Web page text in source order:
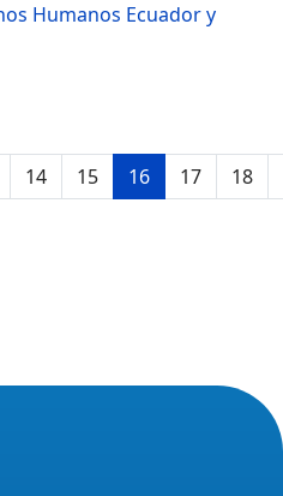
Humanos Ecuador y
14 15 16 17 18